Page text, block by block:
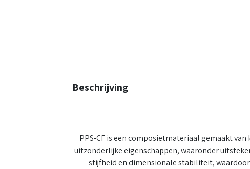
Beschrijving
PPS-CF is een composietmateriaal gemaakt
uitzonderlijke eigenschappen, waaronder
stijfheid en dimensionale stabiliteit,